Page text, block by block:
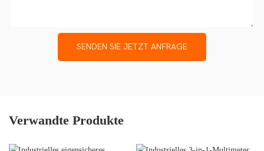
SENDEN SIE JETZT ANFRAGE
Verwandte Produkte